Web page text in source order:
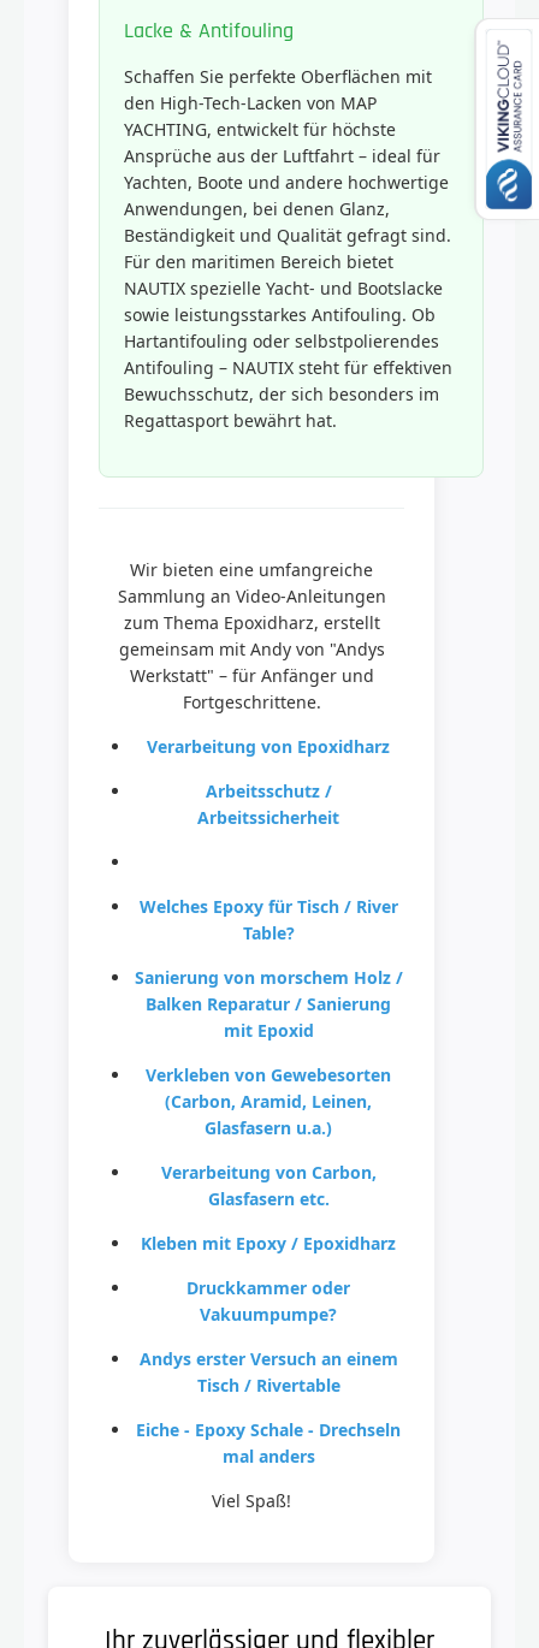
Lacke & Antifouling
Schaffen Sie perfekte Oberflächen mit
den High-Tech-Lacken von MAP
YACHTING, entwickelt für höchste
Ansprüche aus der Luftfahrt – ideal für
Yachten, Boote und andere hochwertige
Anwendungen, bei denen Glanz,
Beständigkeit und Qualität gefragt sind.
Für den maritimen Bereich bietet
NAUTIX spezielle Yacht- und Bootslacke
sowie leistungsstarkes Antifouling. Ob
Hartantifouling oder selbstpolierendes
Antifouling – NAUTIX steht für effektiven
Bewuchsschutz, der sich besonders im
Regattasport bewährt hat.
Wir bieten eine umfangreiche
Sammlung an Video-Anleitungen
zum Thema Epoxidharz, erstellt
gemeinsam mit Andy von "Andys
Werkstatt" – für Anfänger und
Fortgeschrittene.
Verarbeitung von Epoxidharz
Arbeitsschutz /
Arbeitssicherheit
Welches Epoxy für Tisch / River
Table?
Sanierung von morschem Holz /
Balken Reparatur / Sanierung
mit Epoxid
Verkleben von Gewebesorten
(Carbon, Aramid, Leinen,
Glasfasern u.a.)
Verarbeitung von Carbon,
Glasfasern etc.
Kleben mit Epoxy / Epoxidharz
Druckkammer oder
Vakuumpumpe?
Andys erster Versuch an einem
Tisch / Rivertable
Eiche - Epoxy Schale - Drechseln
mal anders
Viel Spaß!